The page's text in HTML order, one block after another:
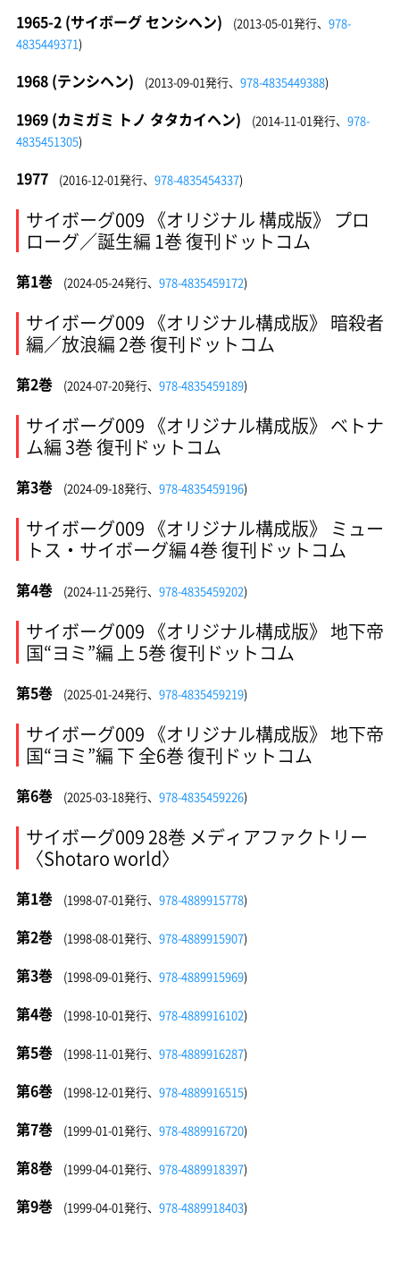
1965-2 (サイボーグ センシヘン) (2013-05-01発行、 978-
4835449371)
1968 (テンシヘン) (2013-09-01発行、 978-4835449388)
1969 (カミガミ トノ タタカイヘン) (2014-11-01発行、 978-
4835451305)
1977 (2016-12-01発行、 978-4835454337)
サイボーグ009 《オリジナル 構成版》 プロ
ローグ／誕生編 1巻 復刊ドットコム
第1巻 (2024-05-24発行、 978-4835459172)
サイボーグ009 《オリジナル構成版》 暗殺者
編／放浪編 2巻 復刊ドットコム
第2巻 (2024-07-20発行、 978-4835459189)
サイボーグ009 《オリジナル構成版》 ベトナ
ム編 3巻 復刊ドットコム
第3巻 (2024-09-18発行、 978-4835459196)
サイボーグ009 《オリジナル構成版》 ミュー
トス・サイボーグ編 4巻 復刊ドットコム
第4巻 (2024-11-25発行、 978-4835459202)
サイボーグ009 《オリジナル構成版》 地下帝
国“ヨミ”編 上 5巻 復刊ドットコム
第5巻 (2025-01-24発行、 978-4835459219)
サイボーグ009 《オリジナル構成版》 地下帝
国“ヨミ”編 下 全6巻 復刊ドットコム
第6巻 (2025-03-18発行、 978-4835459226)
サイボーグ009 28巻 メディアファクトリー
〈Shotaro world〉
第1巻 (1998-07-01発行、 978-4889915778)
第2巻 (1998-08-01発行、 978-4889915907)
第3巻 (1998-09-01発行、 978-4889915969)
第4巻 (1998-10-01発行、 978-4889916102)
第5巻 (1998-11-01発行、 978-4889916287)
第6巻 (1998-12-01発行、 978-4889916515)
第7巻 (1999-01-01発行、 978-4889916720)
第8巻 (1999-04-01発行、 978-4889918397)
第9巻 (1999-04-01発行、 978-4889918403)